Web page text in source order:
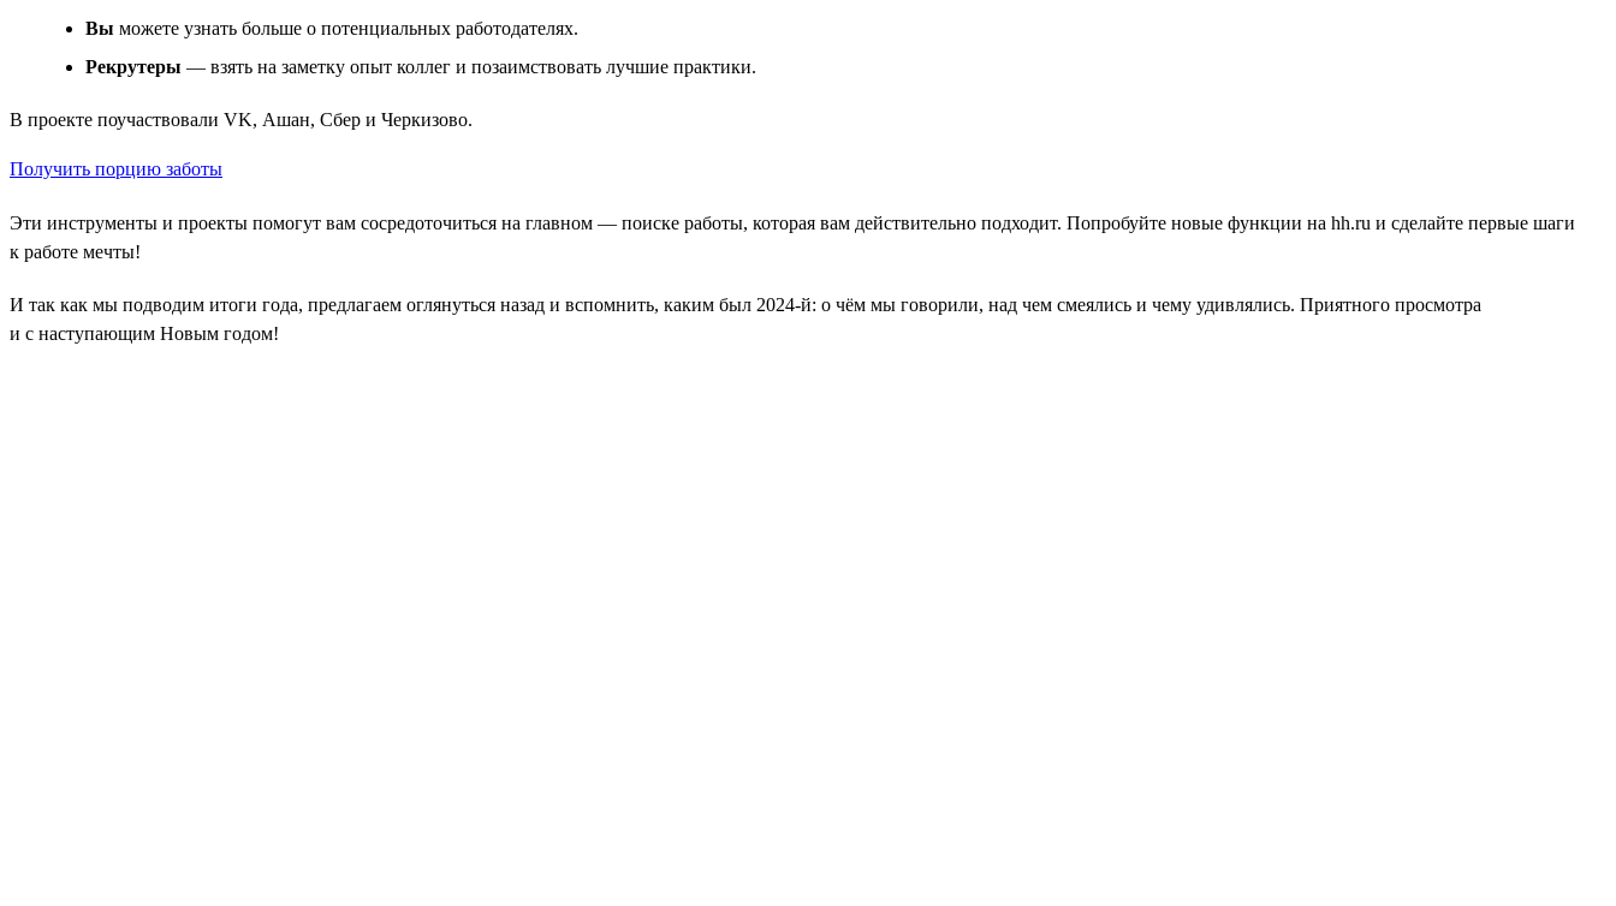
Вы можете узнать больше о потенциальных работодателях.
Рекрутеры — взять на заметку опыт коллег и позаимствовать лучшие практики.
В проекте поучаствовали VK, Ашан, Сбер и Черкизово.
Получить порцию заботы
Эти инструменты и проекты помогут вам сосредоточиться на главном — поиске работы, которая вам действительно подходит. Попробуйте новые функции на hh.ru и сделайте первые шаги
к работе мечты!
И так как мы подводим итоги года, предлагаем оглянуться назад и вспомнить, каким был 2024-й: о чём мы говорили, над чем смеялись и чему удивлялись. Приятного просмотра
и с наступающим Новым годом!